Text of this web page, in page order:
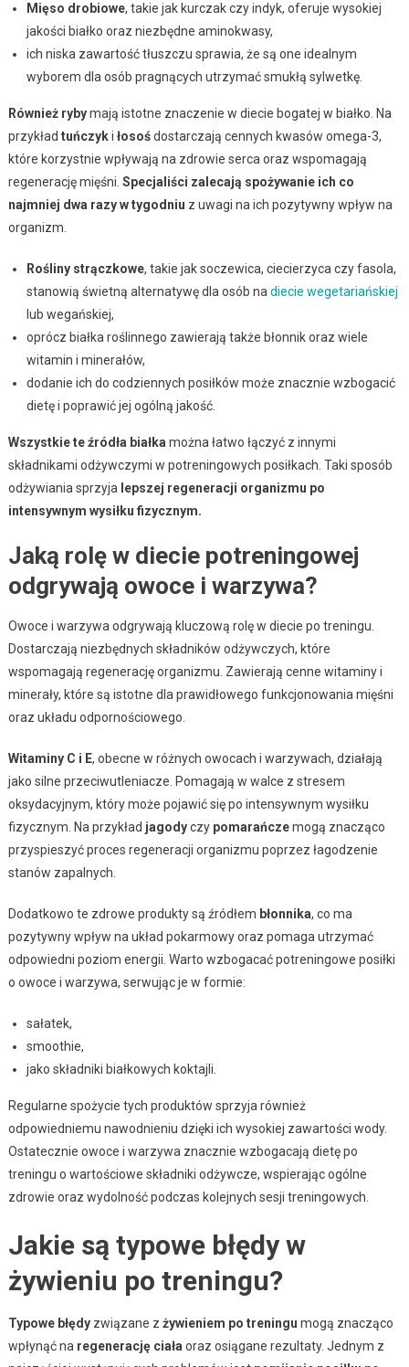
Mięso drobiowe, takie jak kurczak czy indyk, oferuje wysokiej
jakości białko oraz niezbędne aminokwasy,
ich niska zawartość tłuszczu sprawia, że są one idealnym
wyborem dla osób pragnących utrzymać smukłą sylwetkę.
Również rybymają istotne znaczenie w diecie bogatej w białko. Na
przykład tuńczyki łosośdostarczają cennych kwasów omega-3,
które korzystnie wpływają na zdrowie serca oraz wspomagają
regenerację mięśni. Specjaliści zalecają spożywanie ich co
najmniej dwa razy w tygodniu z uwagi na ich pozytywny wpływ na
organizm.
Rośliny strączkowe, takie jak soczewica, ciecierzyca czy fasola,
stanowią świetną alternatywę dla osób nadiecie wegetariańskiej
lub wegańskiej,
oprócz białka roślinnego zawierają także błonnik oraz wiele
witamin i minerałów,
dodanie ich do codziennych posiłków może znacznie wzbogacić
dietę i poprawić jej ogólną jakość.
Wszystkie te źródła białkamożna łatwo łączyć z innymi
składnikami odżywczymi w potreningowych posiłkach. Taki sposób
odżywiania sprzyja lepszej regeneracji organizmu po
intensywnym wysiłku fizycznym.
Jaką rolę w diecie potreningowej
odgrywają owoce i warzywa?
Owoce i warzywa odgrywają kluczową rolę w diecie po treningu.
Dostarczają niezbędnych składników odżywczych, które
wspomagają regenerację organizmu. Zawierają cenne witaminy i
minerały, które są istotne dla prawidłowego funkcjonowania mięśni
oraz układu odpornościowego.
Witaminy C i E, obecne w różnych owocach i warzywach, działają
jako silne przeciwutleniacze. Pomagają w walce z stresem
oksydacyjnym, który może pojawić się po intensywnym wysiłku
fizycznym. Na przykład jagodyczy pomarańczemogą znacząco
przyspieszyć proces regeneracji organizmu poprzez łagodzenie
stanów zapalnych.
Dodatkowo te zdrowe produkty są źródłem błonnika, co ma
pozytywny wpływ na układ pokarmowy oraz pomaga utrzymać
odpowiedni poziom energii. Warto wzbogacać potreningowe posiłki
o owoce i warzywa, serwując je w formie:
sałatek,
smoothie,
jako składniki białkowych koktajli.
Regularne spożycie tych produktów sprzyja również
odpowiedniemu nawodnieniu dzięki ich wysokiej zawartości wody.
Ostatecznie owoce i warzywa znacznie wzbogacają dietę po
treningu o wartościowe składniki odżywcze, wspierając ogólne
zdrowie oraz wydolność podczas kolejnych sesji treningowych.
Jakie są typowe błędy w
żywieniu po treningu?
Typowe błędyzwiązane z żywieniem po treningu mogą znacząco
wpłynąć na regenerację ciałaoraz osiągane rezultaty. Jednym z